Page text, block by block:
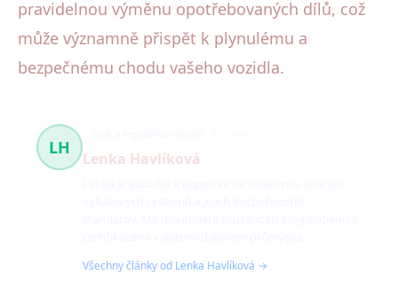
pravidelnou výměnu opotřebovaných dílů, což
může významně přispět k plynulému a
bezpečnému chodu vašeho vozidla.
LH
Lenka Havlíková
Všechny články od Lenka Havlíková →